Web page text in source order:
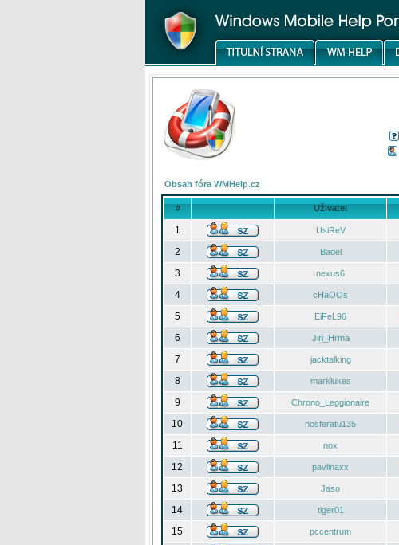
Obsah fóra WMHelp.cz
# Uživatel
1 UsiReV
2
Badel
3
nexus6
4
cHaOOs
5
EiFeL96
6
Jiri_Hrma
7
jacktalking
8
marklukes
9
Chrono_Leggionaire
10
nosferatu135
11
nox
12
pavlinaxx
13
Jaso
14
tiger01
15
pccentrum